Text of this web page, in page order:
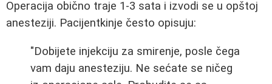
Operacija obično traje 1-3 sata i izvodi se u opštoj
anesteziji. Pacijentkinje često opisuju:
"Dobijete injekciju za smirenje, posle čega
vam daju anesteziju. Ne sećate se ničeg